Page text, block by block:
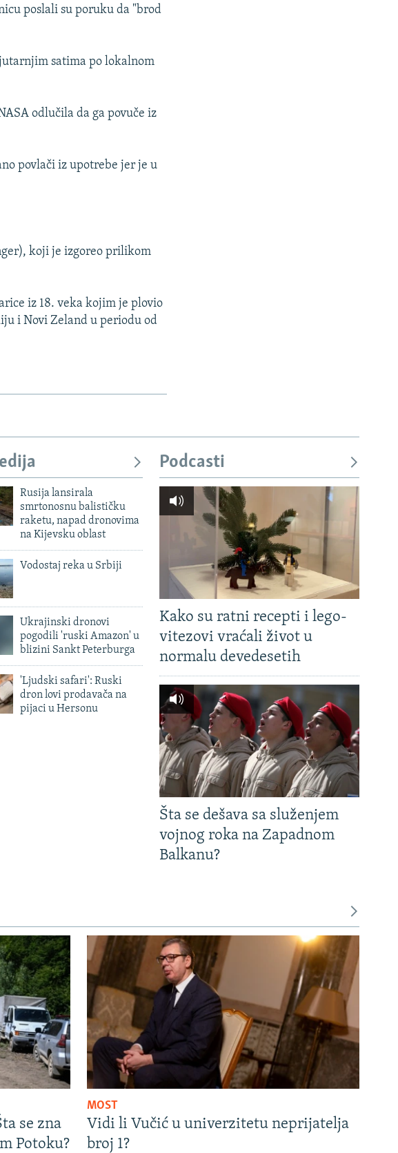
poslali su poruku da "brod
satima po lokalnom
odlučila da ga povuče iz
povlači iz upotrebe jer je u
koji je izgoreo prilikom
iz 18. veka kojim je plovio
i Novi Zeland u periodu od
Rusija lansirala
smrtonosnu balističku
raketu, napad dronovima
na Kijevsku oblast
Vodostaj reka u Srbiji
Ukrajinski dronovi
pogodili 'ruski Amazon' u
blizini Sankt Peterburga
'Ljudski safari': Ruski
dron lovi prodavača na
pijaci u Hersonu
Podcasti
Kako su ratni recepti i lego-
vitezovi vraćali život u
normalu devedesetih
Šta se dešava sa služenjem
vojnog roka na Zapadnom
Balkanu?
se zna
Potoku?
MOST
Vidi li Vučić u univerzitetu neprijatelja
broj 1?